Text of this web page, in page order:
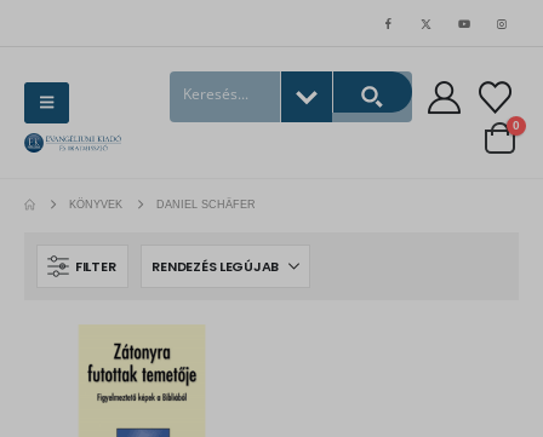
0
KÖNYVEK DANIEL SCHÄFER
FILTER